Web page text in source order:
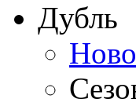
Дубль